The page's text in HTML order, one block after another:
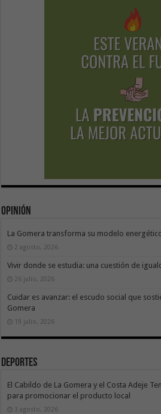
Opinión
La Gomera transforma su modelo
2 agosto, 2026
Vivir donde se estudia: una cuestión de
26 julio, 2026
Cuidar es avanzar: el escudo social que
Gomera
19 julio, 2026
Deportes
El Cabildo de La Gomera y el Costa Adeje
para promocionar el producto local
3 agosto, 2026